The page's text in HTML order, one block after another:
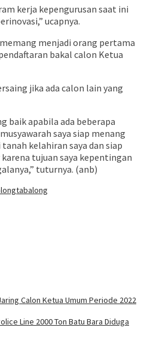
kerja kepengurusan saat ini
ucapnya.
menjadi orang pertama
bakal calon Ketua
jika ada calon lain yang
baik apabila ada beberapa
saya siap menang
kelahiran saya dan siap
tujuan saya kepentingan
tuturnya. (anb)
tabalong
Calon Ketua Umum Periode 2022
Line 2000 Ton Batu Bara Diduga